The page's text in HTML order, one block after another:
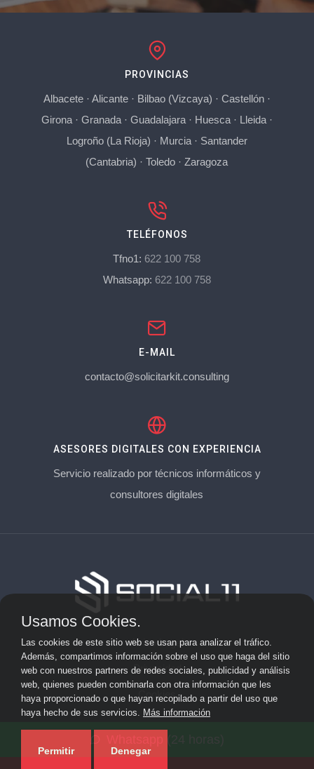
PROVINCIAS
Albacete· Alicante· Bilbao (Vizcaya) · Castellón·
Girona· Granada· Guadalajara· Huesca· Lleida·
Logroño (La Rioja) · Murcia· Santander
(Cantabria) ·Toledo ·Zaragoza
TELÉFONOS
Tfno1: 622 100 758
Whatsapp: 622 100 758
E-MAIL
contacto@solicitarkit.consulting
ASESORES DIGITALES CON EXPERIENCIA
Servicio realizado por técnicos informáticos y
consultores digitales
Aviso Legal
Privacidad
Cookies
Consulting en su provincia ·
Usamos Cookies.
Las cookies de este sitio web se usan para analizar el tráfico.
Además, compartimos información sobre el uso que haga del sitio
web con nuestros partners de redes sociales, publicidad y análisis
web, quienes pueden combinarla con otra información que les
haya proporcionado o que hayan recopilado a partir del uso que
haya hecho de sus servicios. Más información
Permitir Denegar